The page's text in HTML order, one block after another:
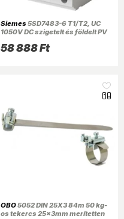
Siemes 5SD7483-6 T1/T2, UC
1050V DC szigetelt és földelt PV
levezető
58 888 Ft
OBO5052 DIN 25X3 84m 50 kg-
os tekercs 25x3mm merítetten